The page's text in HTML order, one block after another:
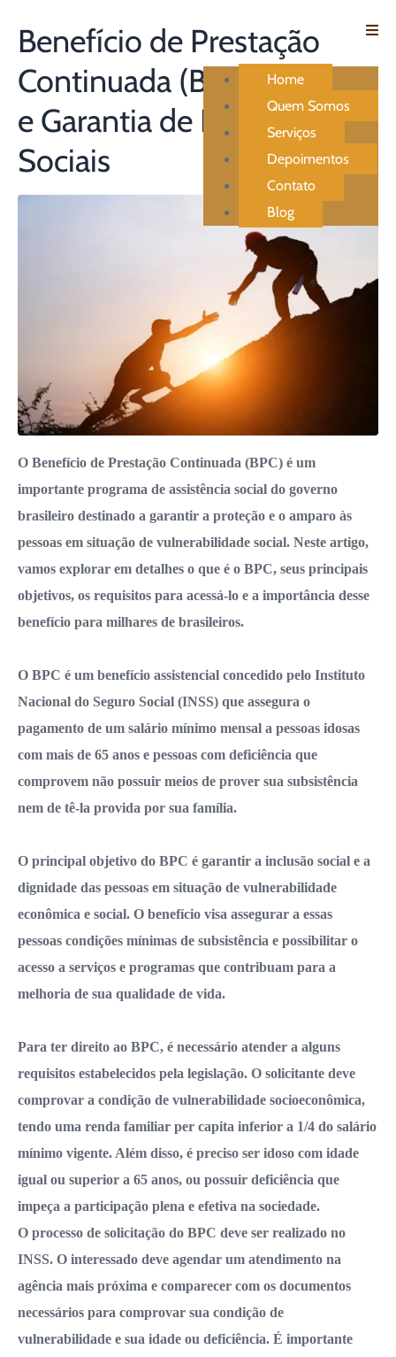
Home
Quem Somos
Serviços
Depoimentos
Contato
Blog
Benefício de Prestação
Continuada (BPC): Amparo
e Garantia de Direitos
Sociais
O Benefício de Prestação Continuada (BPC) é um
importante programa de assistência social do governo
brasileiro destinado a garantir a proteção e o amparo às
pessoas em situação de vulnerabilidade social. Neste artigo,
vamos explorar em detalhes o que é o BPC, seus principais
objetivos, os requisitos para acessá-lo e a importância desse
benefício para milhares de brasileiros.
O BPC é um benefício assistencial concedido pelo Instituto
Nacional do Seguro Social (INSS) que assegura o
pagamento de um salário mínimo mensal a pessoas idosas
com mais de 65 anos e pessoas com deficiência que
comprovem não possuir meios de prover sua subsistência
nem de tê-la provida por sua família.
O principal objetivo do BPC é garantir a inclusão social e a
dignidade das pessoas em situação de vulnerabilidade
econômica e social. O benefício visa assegurar a essas
pessoas condições mínimas de subsistência e possibilitar o
acesso a serviços e programas que contribuam para a
melhoria de sua qualidade de vida.
Para ter direito ao BPC, é necessário atender a alguns
requisitos estabelecidos pela legislação. O solicitante deve
comprovar a condição de vulnerabilidade socioeconômica,
tendo uma renda familiar per capita inferior a 1/4 do salário
mínimo vigente. Além disso, é preciso ser idoso com idade
igual ou superior a 65 anos, ou possuir deficiência que
impeça a participação plena e efetiva na sociedade.
O processo de solicitação do BPC deve ser realizado no
INSS. O interessado deve agendar um atendimento na
agência mais próxima e comparecer com os documentos
necessários para comprovar sua condição de
vulnerabilidade e sua idade ou deficiência. É importante